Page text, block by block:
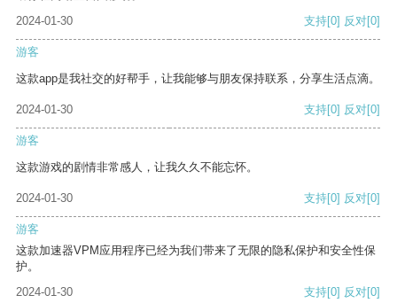
2024-01-30
支持[0] 反对[0]
游客
这款app是我社交的好帮手，让我能够与朋友保持联系，分享生活点滴。
2024-01-30 支持[0] 反对[0]
游客
这款游戏的剧情非常感人，让我久久不能忘怀。
2024-01-30 支持[0] 反对[0]
游客
这款加速器VPM应用程序已经为我们带来了无限的隐私保护和安全性保
护。
2024-01-30
支持[0] 反对[0]